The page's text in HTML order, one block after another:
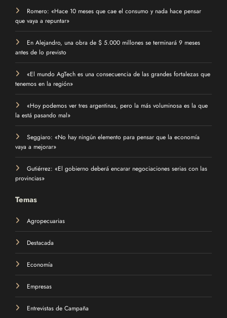
Romero: «Hace 10 meses que cae el consumo y nada hace pensar
que vaya a repuntar»
En Alejandro, una obra de $ 5.000 millones se terminará 9 meses
antes de lo previsto
«El mundo AgTech es una consecuencia de las grandes fortalezas que
tenemos en la región»
«Hoy podemos ver tres argentinas, pero la más voluminosa es la que
la está pasando mal»
Seggiaro: «No hay ningún elemento para pensar que la economía
vaya a mejorar»
Gutiérrez: «El gobierno deberá encarar negociaciones serias con las
provincias»
Temas
Agropecuarias
Destacada
Economía
Empresas
Entrevistas de Campaña